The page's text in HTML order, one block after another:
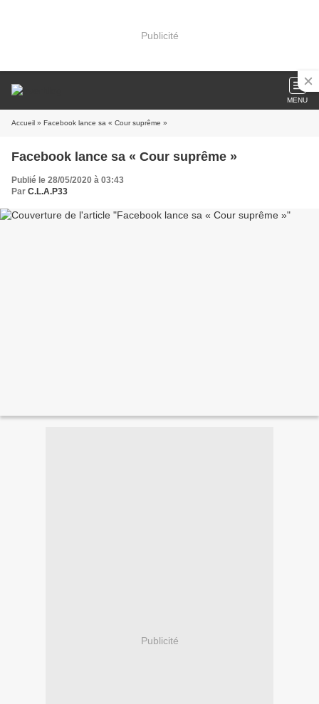
Publicité
MENU
Accueil » Facebook lance sa « Cour suprême »
Facebook lance sa « Cour suprême »
Publié le 28/05/2020 à 03:43
Par C.L.A.P33
Publicité